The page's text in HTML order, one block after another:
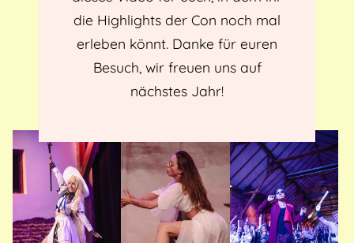
die Highlights der Con noch mal
erleben könnt. Danke für euren
Besuch, wir freuen uns auf
nächstes Jahr!